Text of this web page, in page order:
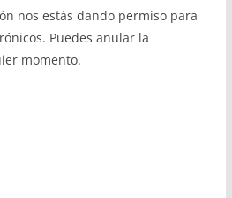
nos estás dando permiso para
Puedes anular la
momento.